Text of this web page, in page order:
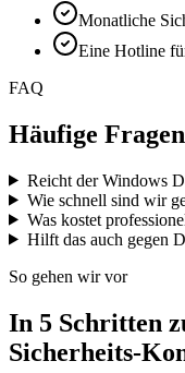
Monatliche
Eine Hotline
FAQ
Häufige Fragen
Reicht der Windows
Wie schnell sind wir
Was kostet
Hilft das auch gegen
So gehen wir vor
In 5 Schritten
Sicherheits-